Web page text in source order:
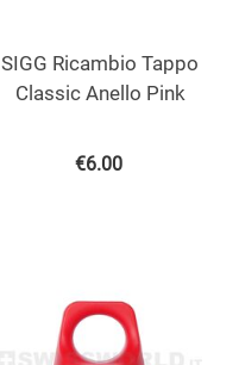
SIGG Ricambio Tappo
Classic Anello Pink
€6.00